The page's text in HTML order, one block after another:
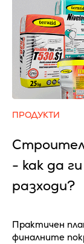
ПРОДУКТИ
- как да
разходи?
Практичен
финалните